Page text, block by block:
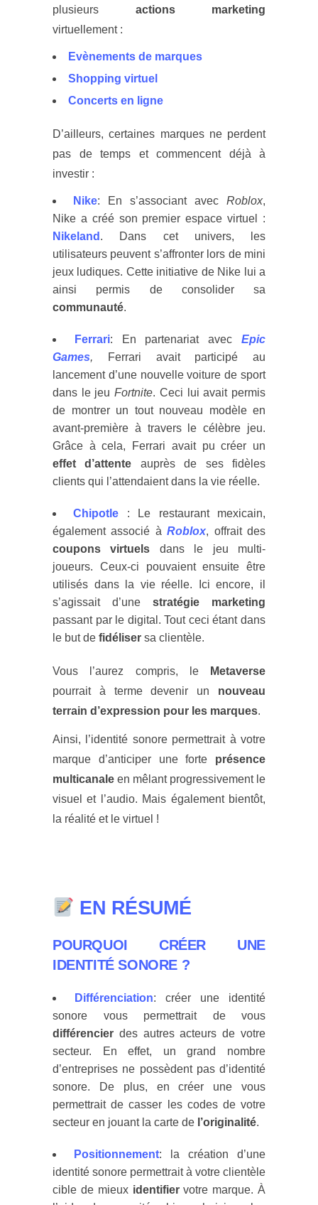
plusieurs actions marketing
virtuellement :
Evènements de marques
Shopping virtuel
Concerts en ligne
D’ailleurs, certaines marques ne perdent
pas de temps et commencent déjà à
investir :
Nike: En s’associant avec Roblox,
Nike a créé son premier espace virtuel :
Nikeland . Dans cet univers, les
utilisateurs peuvent s’affronter lors de mini
jeux ludiques. Cette initiative de Nike lui a
ainsi permis de consolider sa
communauté.
Ferrari: En partenariat avecEpic
Games, Ferrari avait participé au
lancement d’une nouvelle voiture de sport
dans le jeuFortnite. Ceci lui avait permis
de montrer un tout nouveau modèle en
avant-première à travers le célèbre jeu.
Grâce à cela, Ferrari avait pu créer un
effet d’attente auprès de ses fidèles
clients qui l’attendaient dans la vie réelle.
Chipotle
: Le restaurant mexicain,
également associé àRoblox, offrait des
coupons virtuels dans le jeu multi-
joueurs. Ceux-ci pouvaient ensuite être
utilisés dans la vie réelle. Ici encore, il
s’agissait d’une stratégie marketing
passant par le digital. Tout ceci étant dans
le but de fidéliser sa clientèle.
Vous l’aurez compris, le
Metaverse
pourrait à terme devenir un nouveau
terrain d’expression pour les marques.
Ainsi, l’identité sonore permettrait à votre
marque d’anticiper une forte présence
multicanale en mêlant progressivement le
visuel et l’audio. Mais également bientôt,
la réalité et le virtuel !
EN RÉSUMÉ
POURQUOI CRÉER UNE
IDENTITÉ SONORE ?
Différenciation: créer une identité
sonore vous permettrait de vous
différencier des autres acteurs de votre
secteur. En effet, un grand nombre
d’entreprises ne possèdent pas d’identité
sonore. De plus, en créer une vous
permettrait de casser les codes de votre
secteur en jouant la carte de l’originalité.
Positionnement: la création d’une
identité sonore permettrait à votre clientèle
cible de mieux identifiervotre marque. À